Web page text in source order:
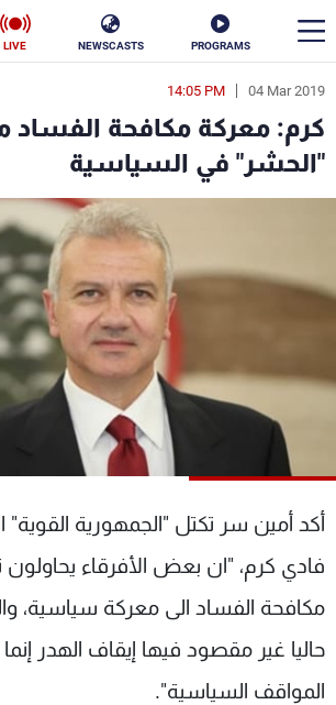
PROGRAMS
NEWSCASTS
LIVE
04 Mar 2019
14:05 PM
كرم: معركة مكافحة الفساد
"الحشر" في السياسية
أكد أمين سر تكتل "الجمهورية القوية"
فادي كرم، "ان بعض الأفرقاء
مكافحة الفساد الى معركة سياسية،
حاليا غير مقصود فيها إيقاف الهدر
المواقف السياسية".
en
الأخبار
سياسة ناس
فن
رياضة
البرامج
جدول البرامج
شاهد البرامج
عن MTV
الإنـتـاج
لاعلاناتكم
وظائف
تواصل معنا
شروط الإسـتخدام